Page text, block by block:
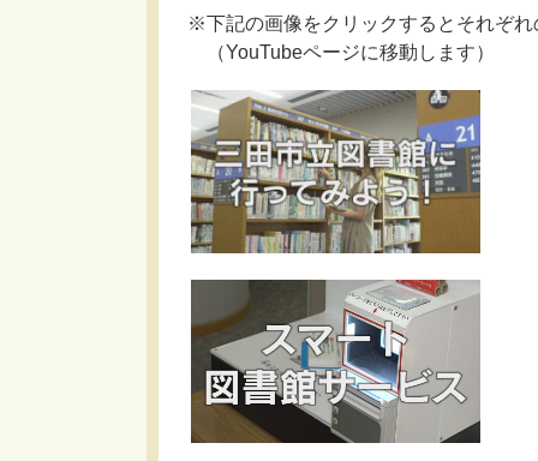
※下記の画像をクリックするとそれぞれ
（YouTubeページに移動します）